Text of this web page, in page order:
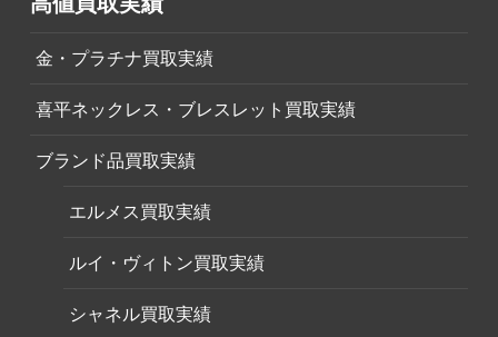
金・プラチナ買取実績
喜平ネックレス・ブレスレット買取実績
ブランド品買取実績
エルメス買取実績
ルイ・ヴィトン買取実績
シャネル買取実績